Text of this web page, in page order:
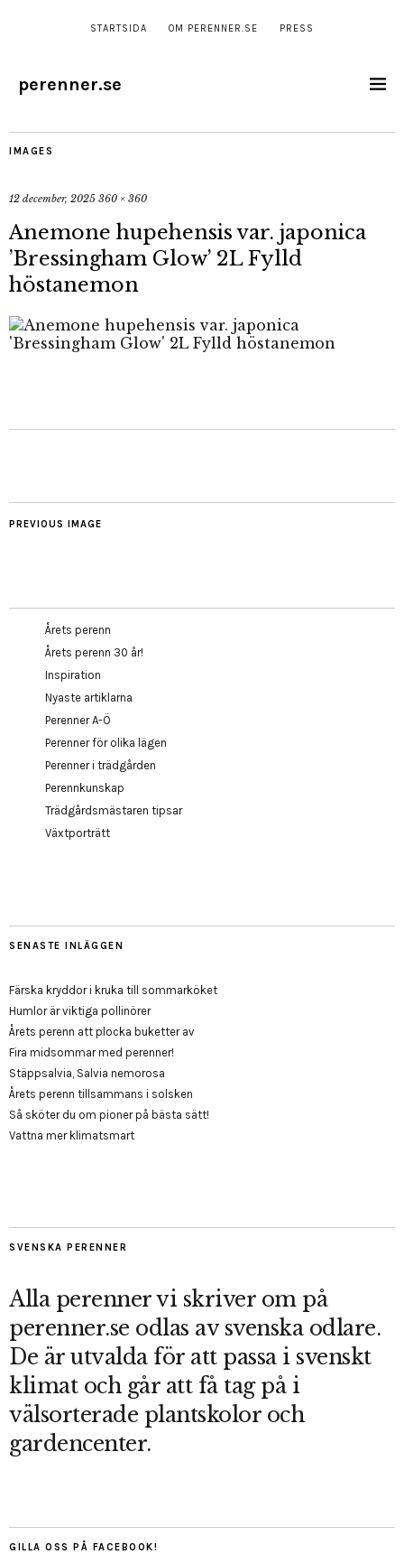
STARTSIDA OM PERENNER.SE PRESS
perenner.se
IMAGES
12 december, 2025 360 × 360
Anemone hupehensis var. japonica
’Bressingham Glow’ 2L Fylld
höstanemon
PREVIOUS IMAGE
Årets perenn
Årets perenn 30 år!
Inspiration
Nyaste artiklarna
Perenner A-Ö
Perenner för olika lägen
Perenner i trädgården
Perennkunskap
Trädgårdsmästaren tipsar
Växtporträtt
SENASTE INLÄGGEN
Färska kryddor i kruka till sommarköket
Humlor är viktiga pollinörer
Årets perenn att plocka buketter av
Fira midsommar med perenner!
Stäppsalvia, Salvia nemorosa
Årets perenn tillsammans i solsken
Så sköter du om pioner på bästa sätt!
Vattna mer klimatsmart
SVENSKA PERENNER
Alla perenner vi skriver om på
perenner.se odlas av svenska odlare.
De är utvalda för att passa i svenskt
klimat och går att få tag på i
välsorterade plantskolor och
gardencenter.
GILLA OSS PÅ FACEBOOK!